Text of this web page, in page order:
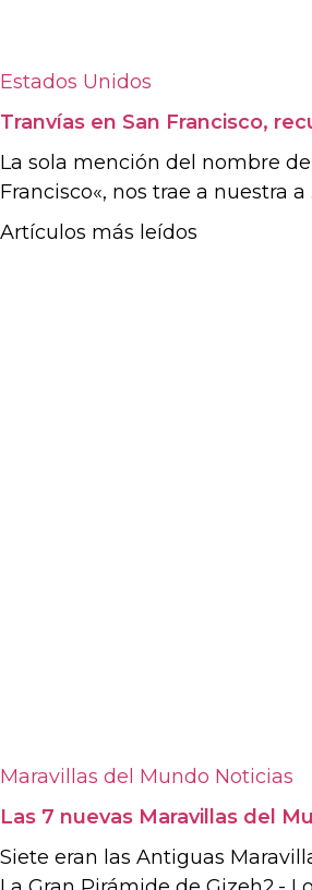
Estados Unidos
Tranvías en San Francisco,
La sola mención del nombre
Francisco«, nos trae a nuestra a
Artículos más leídos
Maravillas del Mundo Noticias
Las 7 nuevas Maravillas del
Siete eran las Antiguas